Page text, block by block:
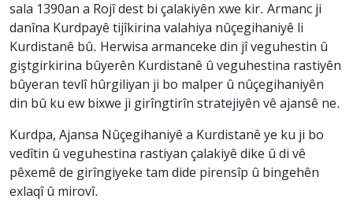
sala 1390an a Rojî dest bi çalakiyên xwe kir. Armanc ji
danîna Kurdpayê tijîkirina valahiya nûçegihaniyê li
Kurdistanê bû. Herwisa armanceke din jî veguhestin û
giştgirkirina bûyerên Kurdistanê û veguhestina rastiyên
bûyeran tevlî hûrgiliyan ji bo malper û nûçegihaniyên
din bû ku ew bixwe ji girîngtirîn stratejiyên vê ajansê ne.
Kurdpa, Ajansa Nûçegihaniyê a Kurdistanê ye ku ji bo
vedîtin û veguhestina rastiyan çalakiyê dike û di vê
pêxemê de girîngiyeke tam dide pirensîp û bingehên
exlaqî û mirovî.